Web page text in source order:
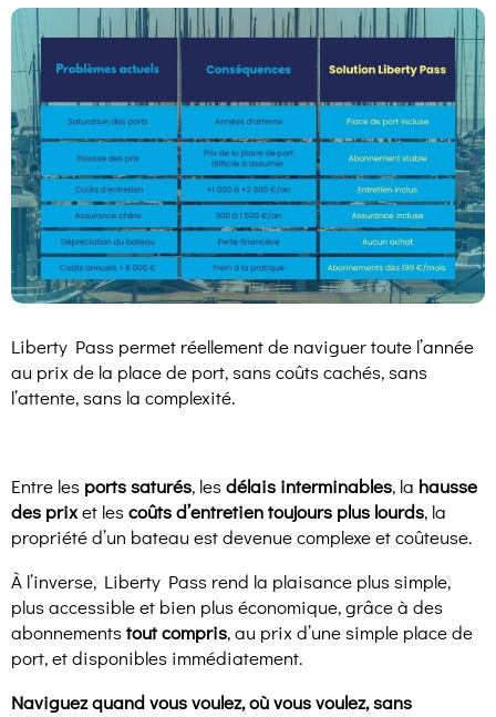
Liberty Pass permet réellement de naviguer toute l’année
au prix de la place de port, sans coûts cachés, sans
l’attente, sans la complexité.
Entre les ports saturés, lesdélais interminables, la hausse
des prixet lescoûts d’entretien toujours plus lourds, la
propriété d’un bateau est devenue complexe et coûteuse.
À l’inverse, Liberty Pass rend la plaisance plus simple,
plus accessible et bien plus économique, grâce à des
abonnementstout compris, au prix d’une simple place de
port, et disponibles immédiatement.
Naviguez quand vous voulez, où vous voulez, sans